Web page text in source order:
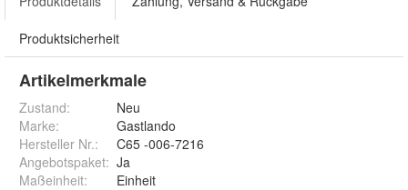
Produktsicherheit
Artikelmerkmale
Zustand:
Neu
Marke:
Gastlando
Hersteller Nr.:
C65 -006-7216
Angebotspaket: Ja
Maßeinheit: Einheit